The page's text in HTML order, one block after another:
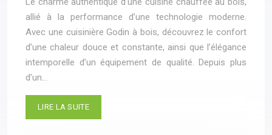
allié à la performance d’une technologie moderne.
Avec une cuisinière Godin à bois, découvrez le confort
d’une chaleur douce et constante, ainsi que l’élégance
intemporelle d’un équipement de qualité. Depuis plus
d’un…
LIRE LA SUITE